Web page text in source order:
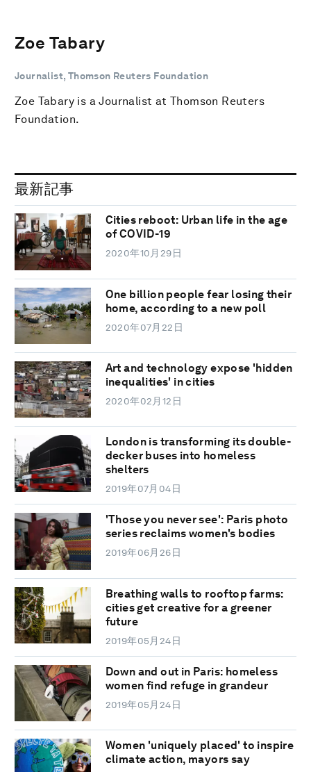
Zoe Tabary
Journalist, Thomson Reuters Foundation
Zoe Tabary is a Journalist at Thomson Reuters
Foundation.
最新記事
Cities reboot: Urban life in the age
of COVID-19
2020年10月29日
One billion people fear losing their
home, according to a new poll
2020年07月22日
Art and technology expose 'hidden
inequalities' in cities
2020年02月12日
London is transforming its double-
decker buses into homeless
shelters
2019年07月04日
'Those you never see': Paris photo
series reclaims women's bodies
2019年06月26日
Breathing walls to rooftop farms:
cities get creative for a greener
future
2019年05月24日
Down and out in Paris: homeless
women find refuge in grandeur
2019年05月24日
Women 'uniquely placed' to inspire
climate action, mayors say